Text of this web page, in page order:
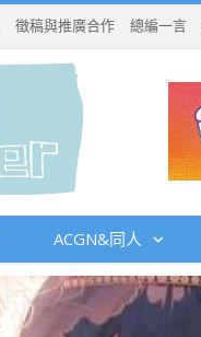
徵稿與推廣合作 總編一言
ACGN&同人